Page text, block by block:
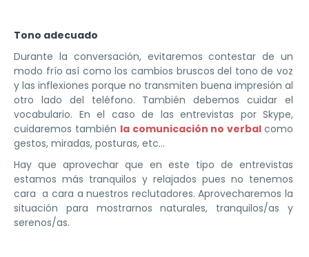
Tono adecuado
Durante la conversación, evitaremos contestar de un
modo frío así como los cambios bruscos del tono de voz
y las inflexiones porque no transmiten buena impresión al
otro lado del teléfono. También debemos cuidar el
vocabulario. En el caso de las entrevistas por Skype,
cuidaremos también la comunicación no verbalcomo
gestos, miradas, posturas, etc…
Hay que aprovechar que en este tipo de entrevistas
estamos más tranquilos y relajados pues no tenemos
cara a cara a nuestros reclutadores. Aprovecharemos la
situación para mostrarnos naturales, tranquilos/as y
serenos/as.